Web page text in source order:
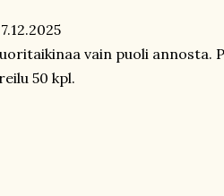
vain puoli annosta.
50 kpl.